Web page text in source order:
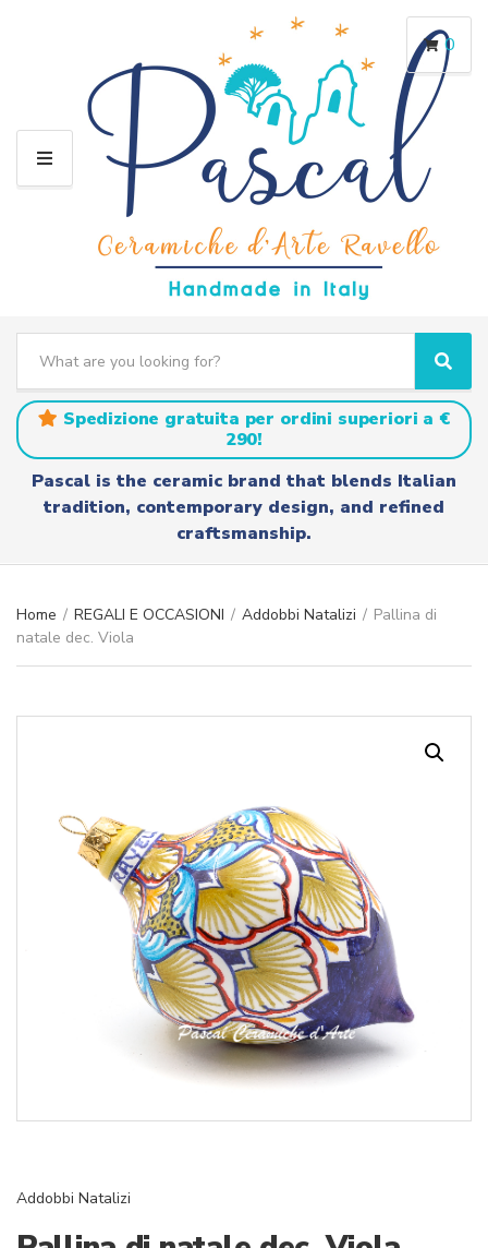
M
a
t
g
a
r
c
h
S
e
a
r
c
h
Spedizione gratuita per ordini superiori a €
290!
Pascal is the ceramic brand that blends Italian
tradition, contemporary design, and refined
craftsmanship.
0
Home / REGALI E OCCASIONI / Addobbi Natalizi / Pallina di
natale dec. Viola
Addobbi Natalizi